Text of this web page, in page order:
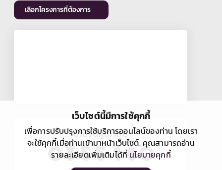
เลือกโครงการที่ต้องการ
จำนวนผู้เข้าชม
เว็บไซต์นี้มีการใช้คุกกี้
เพื่อการปรับปรุงการใช้บริการออนไลน์ของท่าน โดยเรา
จะใช้คุกกี้เมื่อท่านเข้ามาหน้าเว็บไซต์. คุณสามารถอ่าน
รายละเอียดเพิ่มเติมได้ที่ นโยบายคุกกี้